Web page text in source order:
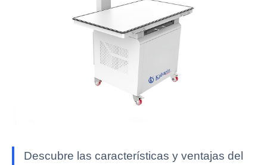
Descubre las características y ventajas del